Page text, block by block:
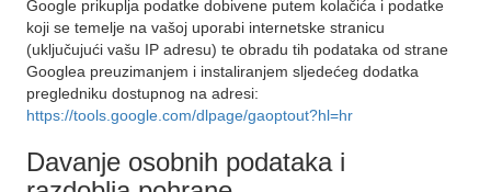
Google prikuplja podatke dobivene putem kolačića i podatke
koji se temelje na vašoj uporabi internetske stranicu
(uključujući vašu IP adresu) te obradu tih podataka od strane
Googlea preuzimanjem i instaliranjem sljedećeg dodatka
pregledniku dostupnog na adresi:
https://tools.google.com/dlpage/gaoptout?hl=hr
Davanje osobnih podataka i